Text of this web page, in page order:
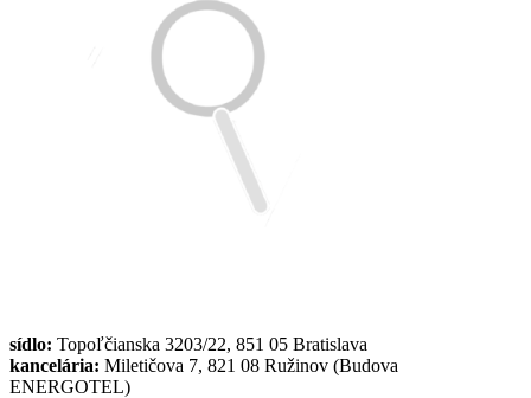
sídlo: Topoľčianska 3203/22, 851 05 Bratislava
kancelária: Miletičova 7, 821 08 Ružinov (Budova
ENERGOTEL)